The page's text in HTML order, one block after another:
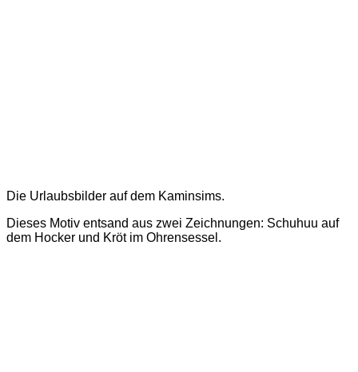
Die Urlaubsbilder auf dem Kaminsims.
Dieses Motiv entsand aus zwei Zeichnungen: Schuhuu auf
dem Hocker und Kröt im Ohrensessel.